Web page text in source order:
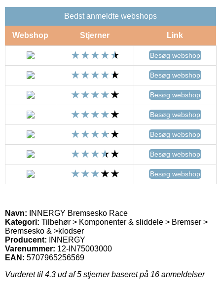
Bedst anmeldte webshops
Webshop Stjerner Link
Besøg webshop
Besøg webshop
Besøg webshop
Besøg webshop
Besøg webshop
Besøg webshop
Besøg webshop
Navn: INNERGY Bremsesko Race
Kategori: Tilbehør > Komponenter & sliddele > Bremser >
Bremsesko & >klodser
Producent:
INNERGY
Varenummer: 12-IN75003000
EAN: 5707965256569
Vurderet til 4.3 ud af 5 stjerner baseret på 16 anmeldelser